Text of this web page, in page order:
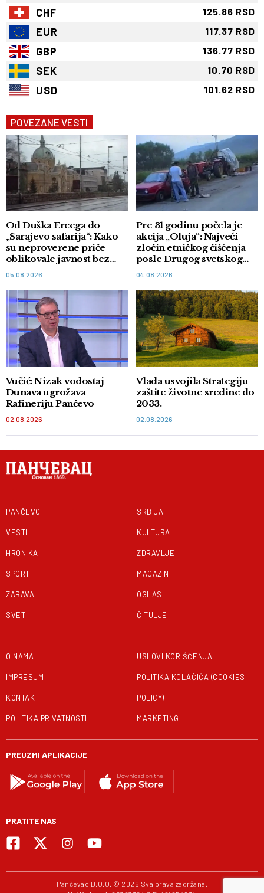
CHF 125.86 RSD
EUR 117.37 RSD
GBP 136.77 RSD
SEK 10.70 RSD
USD 101.62 RSD
POVEZANE VESTI
Od Duška Ercega do
„Sarajevo safarija“: Kako
su neproverene priče
oblikovale javnost bez
dokaza
05.08.2026
Pre 31 godinu počela je
akcija „Oluja“: Najveći
zločin etničkog čišćenja
posle Drugog svetskog
rata
04.08.2026
Vučić: Nizak vodostaj
Dunava ugrožava
Rafineriju Pančevo
02.08.2026
Vlada usvojila Strategiju
zaštite životne sredine do
2033.
02.08.2026
PANČEVO
VESTI
HRONIKA
SPORT
ZABAVA
SVET
SRBIJA
KULTURA
ZDRAVLJE
MAGAZIN
OGLASI
ČITULJE
O NAMA
IMPRESUM
KONTAKT
POLITIKA PRIVATNOSTI
USLOVI KORIŠĆENJA
POLITIKA KOLAČIĆA (COOKIES
POLICY)
MARKETING
PREUZMI APLIKACIJE
PRATITE NAS
Pančevac D.O.O. © 2026 Sva prava zadržana.